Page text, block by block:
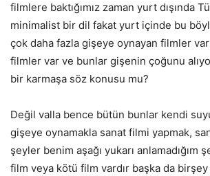
filmlere baktığımız zaman yurt dışında
minimalist bir dil fakat yurt içinde bu
çok daha fazla gişeye oynayan filmler
filmler var ve bunlar gişenin çoğunu
bir karmaşa söz konusu mu?
Değil valla bence bütün bunlar kendi
gişeye oynamakla sanat filmi yapmak,
şeyler benim aşağı yukarı anlamadığım
film veya kötü film vardır başka da